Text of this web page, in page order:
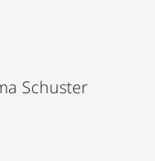
Schuster